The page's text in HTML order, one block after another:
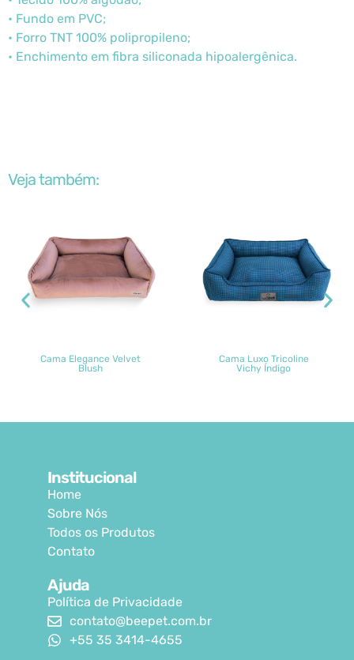
• Fundo em PVC;
• Forro TNT 100% polipropileno;
• Enchimento em fibra siliconada hipoalergênica.
Veja também:
Cama Elegance Velvet
Blush
Cama Luxo Tricoline
Vichy Índigo
Institucional
Home
Sobre Nós
Todos os Produtos
Contato
Ajuda
Política de Privacidade
contato@beepet.com.br
+55 35 3414-4655